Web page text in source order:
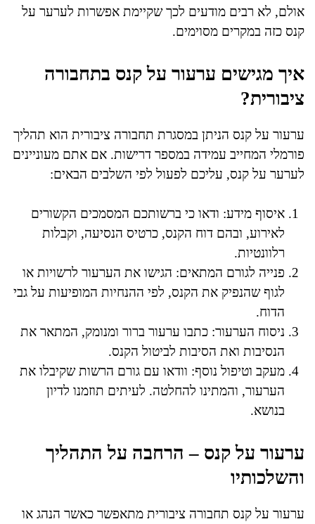
אולם, לא רבים מודעים לכך שקיימת אפשרות לערער על
קנס כזה במקרים מסוימים.
איך מגישים ערעור על קנס בתחבורה
ציבורית?
ערעור על קנס הניתן במסגרת תחבורה ציבורית הוא תהליך
פורמלי המחייב עמידה במספר דרישות. אם אתם מעוניינים
לערער על קנס, עליכם לפעול לפי השלבים הבאים:
איסוף מידע: ודאו כי ברשותכם המסמכים הקשורים
לאירוע, ובהם דוח הקנס, כרטיס הנסיעה, וקבלות
רלוונטיות.
פנייה לגורם המתאים: הגישו את הערעור לרשויות או
לגוף שהנפיק את הקנס, לפי ההנחיות המופיעות על גבי
הדוח.
ניסוח הערעור: כתבו ערעור ברור ומנומק, המתאר את
הנסיבות ואת הסיבות לביטול הקנס.
מעקב וטיפול נוסף: וודאו עם גורם הרשות שקיבלו את
הערעור, והמתינו להחלטה. לעיתים תוזמנו לדיון
בנושא.
ערעור על קנס – הרחבה על התהליך
והשלכותיו
ערעור על קנס תחבורה ציבורית מתאפשר כאשר הנהג או